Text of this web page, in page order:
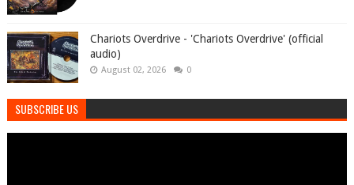
Chariots Overdrive - 'Chariots Overdrive' (official
audio)
August 02, 2026 0
SUBSCRIBE US